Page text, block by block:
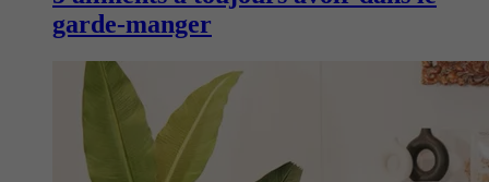
garde-manger